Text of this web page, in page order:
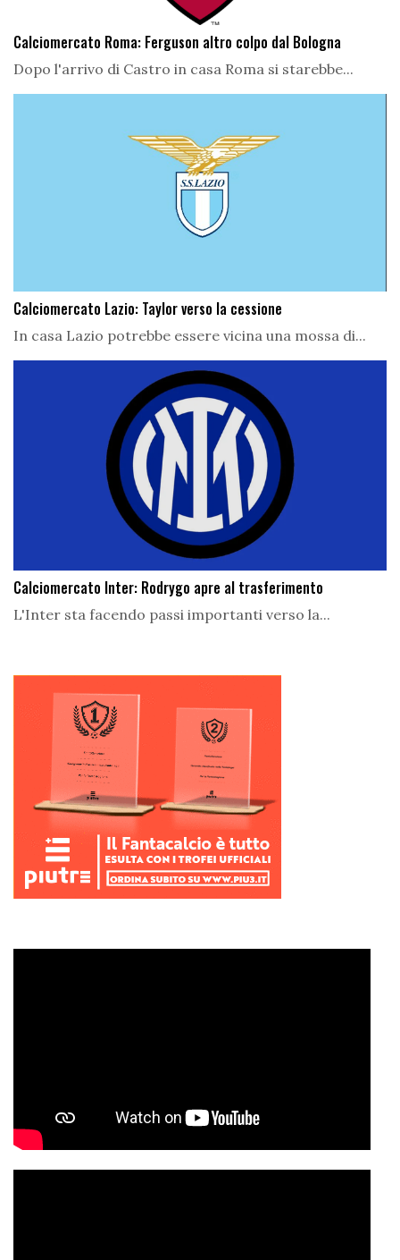
Calciomercato Roma: Ferguson altro colpo dal Bologna
Dopo l'arrivo di Castro in casa Roma si starebbe...
Calciomercato Lazio: Taylor verso la cessione
In casa Lazio potrebbe essere vicina una mossa di...
Calciomercato Inter: Rodrygo apre al trasferimento
L'Inter sta facendo passi importanti verso la...